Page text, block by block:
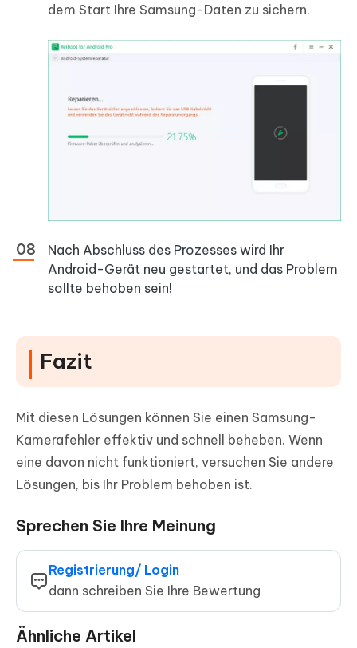
dem Start Ihre Samsung-Daten zu sichern.
Nach Abschluss des Prozesses wird Ihr
Android-Gerät neu gestartet, und das Problem
sollte behoben sein!
Fazit
Mit diesen Lösungen können Sie einen Samsung-
Kamerafehler effektiv und schnell beheben. Wenn
eine davon nicht funktioniert, versuchen Sie andere
Lösungen, bis Ihr Problem behoben ist.
Sprechen Sie Ihre Meinung
Registrierung/ Login
dann schreiben Sie Ihre Bewertung
Ähnliche Artikel